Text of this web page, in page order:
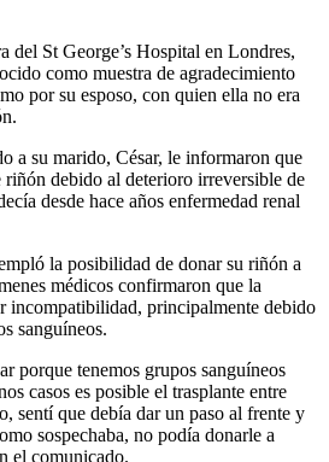
del St George’s Hospital en Londres,
como muestra de agradecimiento
por su esposo, con quien ella no era
a su marido, César, le informaron que
riñón debido al deterioro irreversible de
desde hace años enfermedad renal
la posibilidad de donar su riñón a
médicos confirmaron que la
incompatibilidad, principalmente debido
sanguíneos.
porque tenemos grupos sanguíneos
casos es posible el trasplante entre
sentí que debía dar un paso al frente y
sospechaba, no podía donarle a
el comunicado.